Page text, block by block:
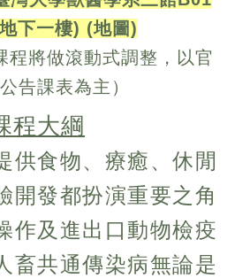
下一樓) (地圖)
程將做滾動式調整，以官
告課表為主）
程大綱
供食物、療癒、休閒
開發都扮演重要之角
作及進出口動物檢疫
畜共通傳染病無論是